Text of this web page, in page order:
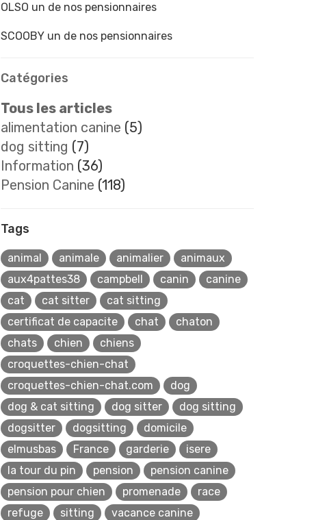
OLSO un de nos pensionnaires
SCOOBY un de nos pensionnaires
Catégories
Tous les articles
alimentation canine (5)
dog sitting (7)
Information (36)
Pension Canine (118)
Tags
animal animale animalier
animaux
aux4pattes38
campbell canin
canine
cat
cat sitter
cat sitting
certificat de capacite
chat
chaton
chats
chien
chiens
croquettes-chien-chat
croquettes-chien-chat.com
dog
dog & cat sitting
dog sitter
dog sitting
dogsitter
dogsitting
domicile
elmusbas
France garderie
isere
la tour du pin
pension
pension canine
pension pour chien
promenade
race
refuge
sitting
vacance canine